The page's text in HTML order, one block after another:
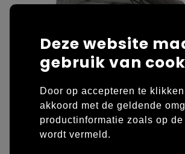
Overige tassen
Promotietassen
Reistassen
Polo's
T-shirts bedrukken
Vesten bedrukken
Deze website
gebruik van
Door op accepteren te
akkoord met de geldende
productinformatie zoals op
wordt vermeld.